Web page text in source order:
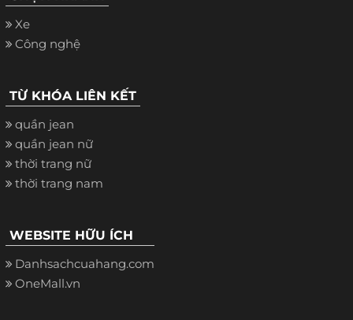
Xe
Công nghệ
TỪ KHÓA LIÊN KẾT
quần jean
quần jean nữ
thời trang nữ
thời trang nam
WEBSITE HỮU ÍCH
Danhsachcuahang.com
OneMall.vn